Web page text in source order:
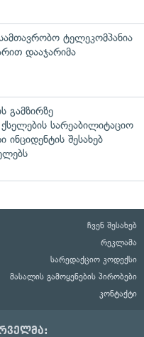
ტელეკომპანია
დააჯარიმა
გამზირზე
სარეაბილიტაციო
შესახებ
ჩვენ შესახებ
რეკლამა
სარედაქციო კოდექსი
მასალის გამოყენების პირობები
კონტაქტი